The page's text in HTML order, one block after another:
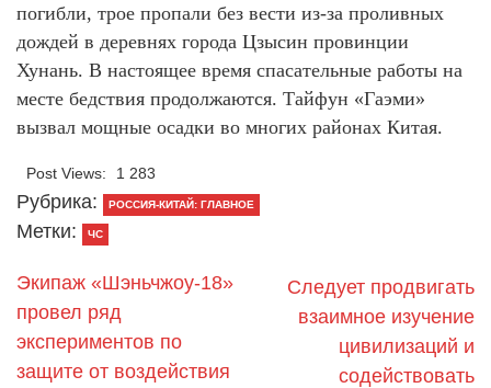
погибли, трое пропали без вести из-за проливных
дождей в деревнях города Цзысин провинции
Хунань. В настоящее время спасательные работы на
месте бедствия продолжаются. Тайфун «Гаэми»
вызвал мощные осадки во многих районах Китая.
Post Views: 1 283
Рубрика: РОССИЯ-КИТАЙ: ГЛАВНОЕ
Метки: ЧС
Экипаж «Шэньчжоу-18»
провел ряд
экспериментов по
защите от воздействия
Следует продвигать
взаимное изучение
цивилизаций и
содействовать